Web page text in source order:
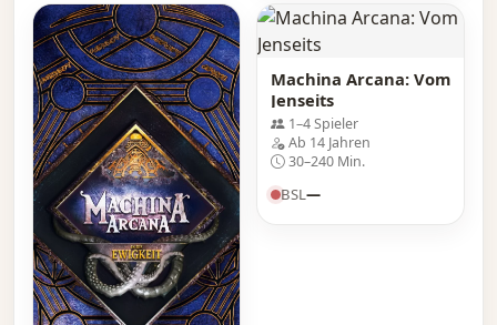
Machina Arcana: Vom
Jenseits
1–4 Spieler
Ab 14 Jahren
30–240 Min.
BSL—